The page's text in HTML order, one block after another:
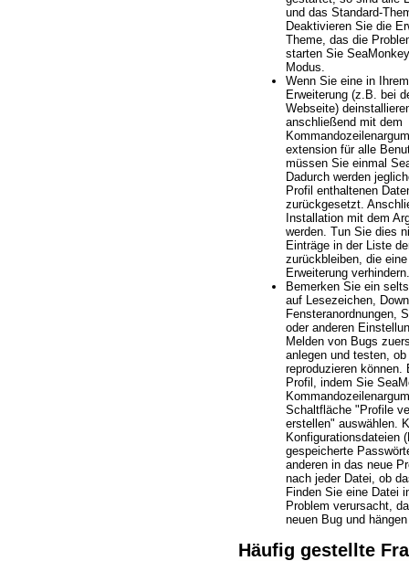
und das Standard-
Deaktivieren Sie die
Theme, das die
starten Sie
Modus.
Wenn Sie eine in
Erweiterung (z.B. bei
Webseite)
anschließend mit dem
extension für alle
müssen Sie einmal
Dadurch werden
Profil enthaltenen
zurückgesetzt.
Installation mit dem
werden. Tun Sie dies
Einträge in der Liste
zurückbleiben, die
Erweiterung verhindern.
Bemerken Sie ein
auf Lesezeichen,
Fensteranordnungen,
oder anderen
Melden von Bugs
anlegen und testen,
reproduzieren
Profil, indem Sie
Schaltfläche "Profile
erstellen" auswählen.
Konfigurationsdateien
gespeicherte
anderen in das neue
nach jeder Datei, ob
Finden Sie eine Datei
Problem verursacht,
neuen Bug und
Häufig gestellte